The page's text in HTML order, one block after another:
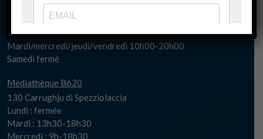
spaziu@biguglia.corsica
Mardi/mercredi/jeudi/vendredi 10h00-20h00
Samedi fermé
Médiathèque B620
130 Carrughju di Spezziolaccia
Lundi : fermée
Mardi : 13h30-18h30
Mercredi : 9h-18h30